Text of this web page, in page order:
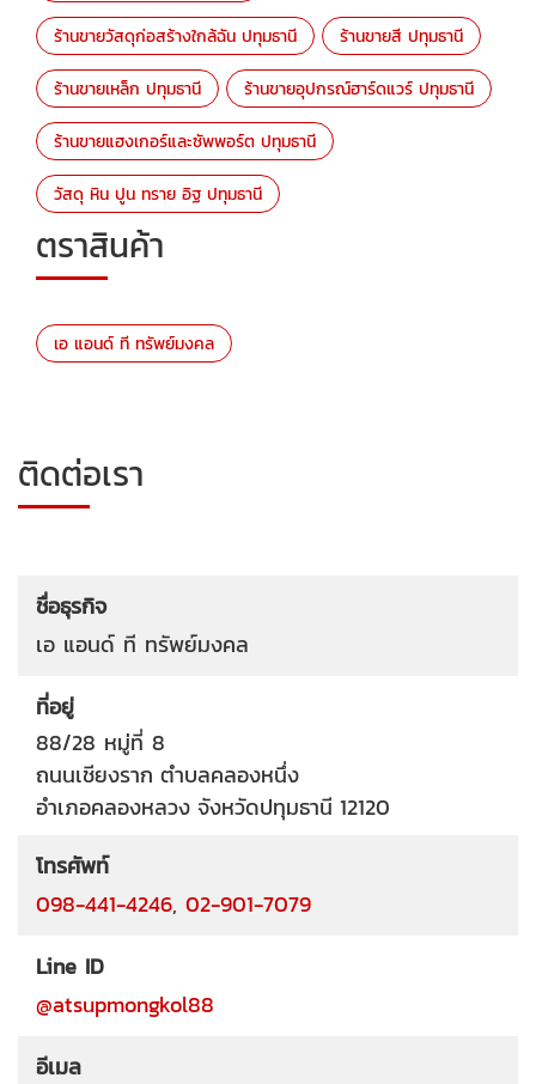
ร้านขายวัสดุก่อสร้างใกล้ฉัน ปทุมธานี ร้านขายสี ปทุมธานี
ร้านขายเหล็ก ปทุมธานี ร้านขายอุปกรณ์ฮาร์ดแวร์ ปทุมธานี
ร้านขายแฮงเกอร์และซัพพอร์ต ปทุมธานี
วัสดุ หิน ปูน ทราย อิฐ ปทุมธานี
ตราสินค้า
เอ แอนด์ ที ทรัพย์มงคล
ติดต่อเรา
ชื่อธุรกิจ
เอ แอนด์ ที ทรัพย์มงคล
ที่อยู่
88/28 หมู่ที่ 8
ถนนเชียงราก ตำบลคลองหนึ่ง
อำเภอคลองหลวง จังหวัดปทุมธานี 12120
โทรศัพท์
098-441-4246, 02-901-7079
Line ID
@atsupmongkol88
อีเมล